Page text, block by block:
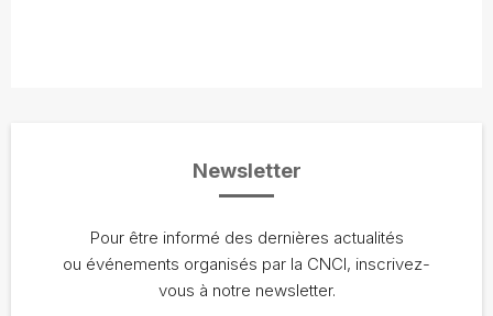
Newsletter
Pour être informé des dernières actualités
ou événements organisés par la CNCI, inscrivez-
vous à notre newsletter.